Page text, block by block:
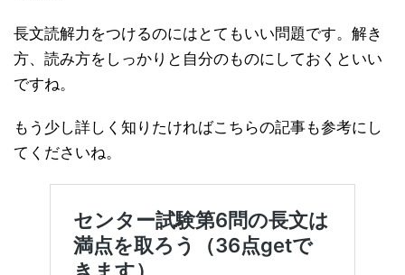
長文読解力をつけるのにはとてもいい問題です。解き
方、読み方をしっかりと自分のものにしておくといい
ですね。
もう少し詳しく知りたければこちらの記事も参考にし
てくださいね。